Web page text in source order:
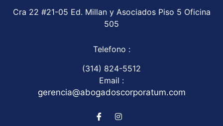
Cra 22 #21-05 Ed. Millan y Asociados Piso 5 Oficina
505
Telefono :
(314) 824-5512
Email :
gerencia@abogadoscorporatum.com